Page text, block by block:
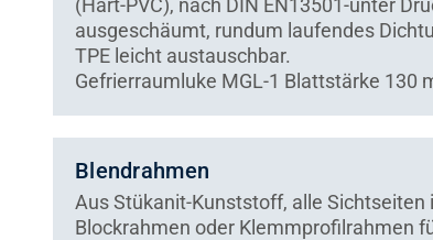
(Hart-PVC), nach DIN EN13501-unter
ausgeschäumt, rundum laufendes
TPE leicht austauschbar.
Gefrierraumluke MGL-1 Blattstärke 130
Blendrahmen
Aus Stükanit-Kunststoff, alle
Blockrahmen oder Klemmprofilrahmen